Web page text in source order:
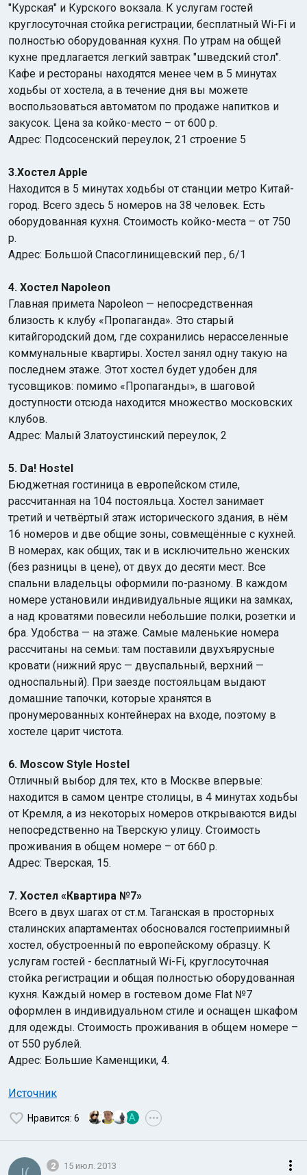
"Курская" и Курского вокзала. К услугам гостей
круглосуточная стойка регистрации, бесплатный Wi-Fi и
полностью оборудованная кухня. По утрам на общей
кухне предлагается легкий завтрак "шведский стол".
Кафе и рестораны находятся менее чем в 5 минутах
ходьбы от хостела, а в течение дня вы можете
воспользоваться автоматом по продаже напитков и
закусок. Цена за койко-место – от 600 р.
Адрес: Подсосенский переулок, 21 строение 5
3.Хостел Apple
Находится в 5 минутах ходьбы от станции метро Китай-
город. Всего здесь 5 номеров на 38 человек. Есть
оборудованная кухня. Стоимость койко-места – от 750
р.
Адрес: Большой Спасоглинищевский пер., 6/1
4. Хостел Napoleon
Главная примета Napoleon — непосредственная
близость к клубу «Пропаганда». Это старый
китайгородский дом, где сохранились нерасселенные
коммунальные квартиры. Хостел занял одну такую на
последнем этаже. Этот хостел будет удобен для
тусовщиков: помимо «Пропаганды», в шаговой
доступности отсюда находится множество московских
клубов.
Адрес: Малый Златоустинский переулок, 2
5. Da! Hostel
Бюджетная гостиница в европейском стиле,
рассчитанная на 104 постояльца. Хостел занимает
третий и четвёртый этаж исторического здания, в нём
16 номеров и две общие зоны, совмещённые с кухней.
В номерах, как общих, так и в исключительно женских
(без разницы в цене), от двух до десяти мест. Все
спальни владельцы оформили по-разному. В каждом
номере установили индивидуальные ящики на замках,
а над кроватями повесили небольшие полки, розетки и
бра. Удобства — на этаже. Самые маленькие номера
рассчитаны на семьи: там поставили двухъярусные
кровати (нижний ярус — двуспальный, верхний —
односпальный). При заезде постояльцам выдают
домашние тапочки, которые хранятся в
пронумерованных контейнерах на входе, поэтому в
хостеле царит чистота.
6. Moscow Style Hostel
Отличный выбор для тех, кто в Москве впервые:
находится в самом центре столицы, в 4 минутах ходьбы
от Кремля, а из некоторых номеров открываются виды
непосредственно на Тверскую улицу. Стоимость
проживания в общем номере – от 660 р.
Адрес: Тверская, 15.
7. Хостел «Квартира №7»
Всего в двух шагах от ст.м. Таганская в просторных
сталинских апартаментах обосновался гостеприимный
хостел, обустроенный по европейскому образцу. К
услугам гостей - бесплатный Wi-Fi, круглосуточная
стойка регистрации и общая полностью оборудованная
кухня. Каждый номер в гостевом доме Flat №7
оформлен в индивидуальном стиле и оснащен шкафом
для одежды. Стоимость проживания в общем номере –
от 550 рублей.
Адрес: Большие Каменщики, 4.
Источник
Нравится: 6 A •••
2 15 июл. 2013